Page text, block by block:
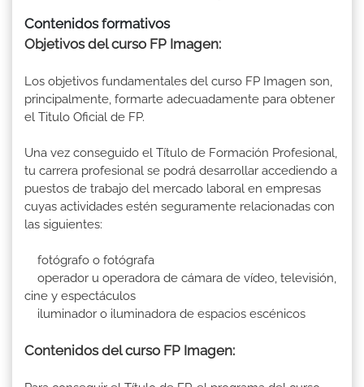
Contenidos formativos
Objetivos del curso FP Imagen:
Los objetivos fundamentales del curso FP Imagen son,
principalmente, formarte adecuadamente para obtener
el Titulo Oficial de FP.
Una vez conseguido el Título de Formación Profesional,
tu carrera profesional se podrá desarrollar accediendo a
puestos de trabajo del mercado laboral en empresas
cuyas actividades estén seguramente relacionadas con
las siguientes:
fotógrafo o fotógrafa
operador u operadora de cámara de vídeo, televisión,
cine y espectáculos
iluminador o iluminadora de espacios escénicos
Contenidos del curso FP Imagen: